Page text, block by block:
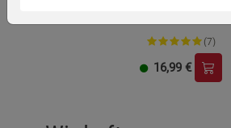
(7)
16,99 €